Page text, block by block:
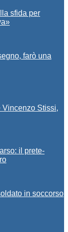
sfida per
farò una
Vincenzo Stissi,
il prete-
in soccorso